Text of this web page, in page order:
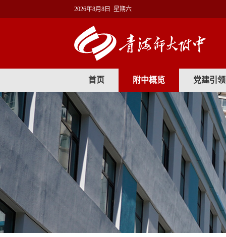
2026年8月8日 星期六
首页 附中概览 党建引领